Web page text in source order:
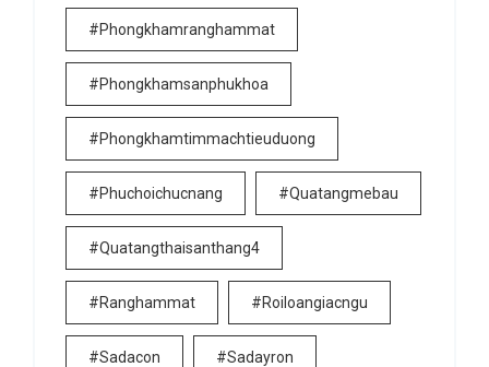
#phongkhamranghammat
#phongkhamsanphukhoa
#phongkhamtimmachtieuduong
#phuchoichucnang #quatangmebau
#quatangthaisanthang4
#ranghammat #roiloangiacngu
#sadacon #sadayron